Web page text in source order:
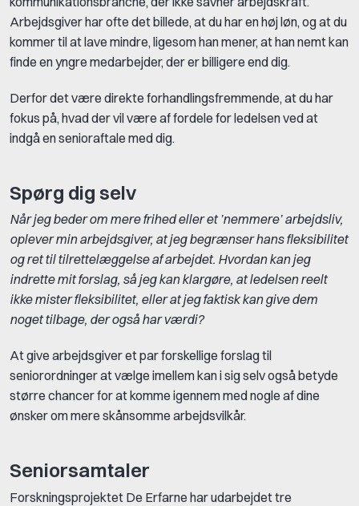
Arbejdsgiver har ofte det billede, at du har en høj løn, og at du
kommer til at lave mindre, ligesom han mener, at han nemt kan
finde en yngre medarbejder, der er billigere end dig.
Derfor det være direkte forhandlingsfremmende, at du har
fokus på, hvad der vil være af fordele for ledelsen ved at
indgå en senioraftale med dig.
Spørg dig selv
Når jeg beder om mere frihed eller et ’nemmere’ arbejdsliv,
oplever min arbejdsgiver, at jeg begrænser hans fleksibilitet
og ret til tilrettelæggelse af arbejdet. Hvordan kan jeg
indrette mit forslag, så jeg kan klargøre, at ledelsen reelt
ikke mister fleksibilitet, eller at jeg faktisk kan give dem
noget tilbage, der også har værdi?
At give arbejdsgiver et par forskellige forslag til
seniorordninger at vælge imellem kan i sig selv også betyde
større chancer for at komme igennem med nogle af dine
ønsker om mere skånsomme arbejdsvilkår.
Seniorsamtaler
Forskningsprojektet De Erfarne har udarbejdet tre